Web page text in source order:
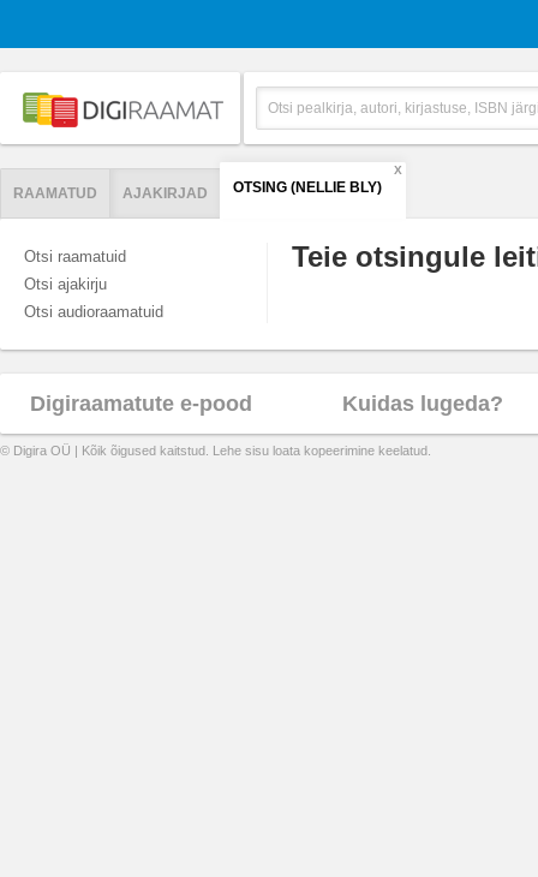
RAAMATUD AJAKIRJAD OTSING (NELLIE BLY)
X
Otsi raamatuid
Otsi ajakirju
Otsi audioraamatuid
Teie otsingule
Digiraamatute e-pood Kuidas lugeda?
© Digira OÜ | Kõik õigused kaitstud. Lehe sisu loata kopeerimine keelatud.